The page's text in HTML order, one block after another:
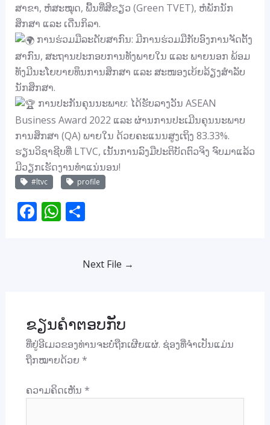
ສາຂາ, ຫໍສະໝຸດ, ພື້ນທີ່ສີຂຽວ (Green TVET), ຫໍພັກນັກ
ສຶກສາ ແລະ ເດີ່ນກິລາ.
ການຮ່ວມມືລະດັບສາກົນ: ມີການຮ່ວມມືກັບອົງການຈັດຕັ້ງ
ສາກົນ, ສະຖານປະກອບການທັງພາຍໃນ ແລະ ພາຍນອກ ພ້ອມ
ທັງມີນະໂຍບາຍທຶນການສຶກສາ ແລະ ສະໜອງເບ້ຍລ້ຽງສຳລັບ
ນັກສຶກສາ.
ການປະກັນຄຸນນະພາບ: ໄດ້ຮັບລາງວັນ ASEAN
Business Award 2022 ແລະ ຜ່ານການປະເມີນຄຸນນະພາບ
ການສຶກສາ (QA) ພາຍໃນ ດ້ວຍຄະແນນສູງເຖິງ 83.33%.
ຮຽນວິຊາຊີບທີ່ LTVC, ເນັ້ນການລົງມືປະຕິບັດຕົວຈິງ ຈົບມາແລ້ວ
ມີວຽກເຮັດງານທຳແນ່ນອນ!
#ltvc profile
F
k
W
p
S
e
Next File →
ຂຽນຄຳຕອບກັບ
ທີ່ຢູ່ອີເມວຂອງທ່ານຈະບໍ່ຖືກເຜີຍແຜ່. ຊ່ອງທີ່ຈຳເປັນແມ່ນ
ຖືກໝາຍດ້ວຍ *
ຄວາມຄິດເຫັນ *